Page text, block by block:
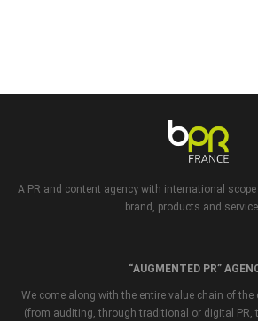
A PR and content agency with international
brand, products and
“AUGMENTED PR”
We come along with the entire value chain of
(from auditing, through traditional or digital PR,